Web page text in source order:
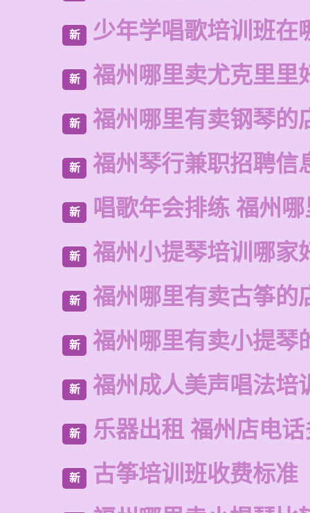
新 少年学唱歌培训班在
新 福州哪里卖尤克里里
新 福州哪里有卖钢琴的
新 福州琴行兼职招聘信
新 唱歌年会排练 福州
新 福州小提琴培训哪家
新 福州哪里有卖古筝的
新 福州哪里有卖小提琴
新 福州成人美声唱法培
新 乐器出租 福州店电
新 古筝培训班收费标准